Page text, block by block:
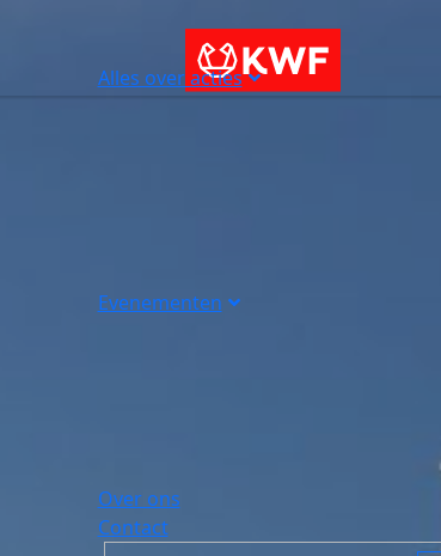
Alles over acties
Evenementen
Over ons
Contact